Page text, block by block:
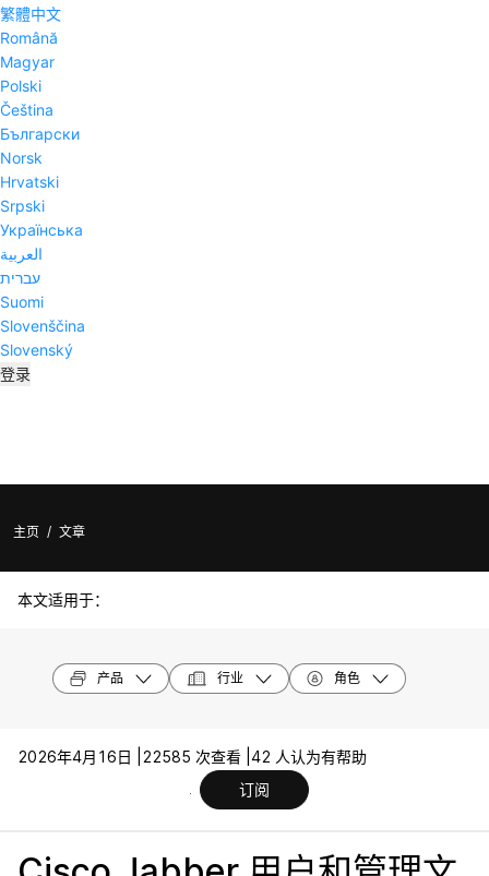
繁體中文
Română
Magyar
Polski
Čeština
Български
Norsk
Hrvatski
Srpski
Українська
العربية
עברית
Suomi
Slovenščina
Slovenský
登录
主页 / 文章
本文适用于：
产品 行业 角色
2026年4月16日 | 22585 次查看 | 42 人认为有帮助
订阅